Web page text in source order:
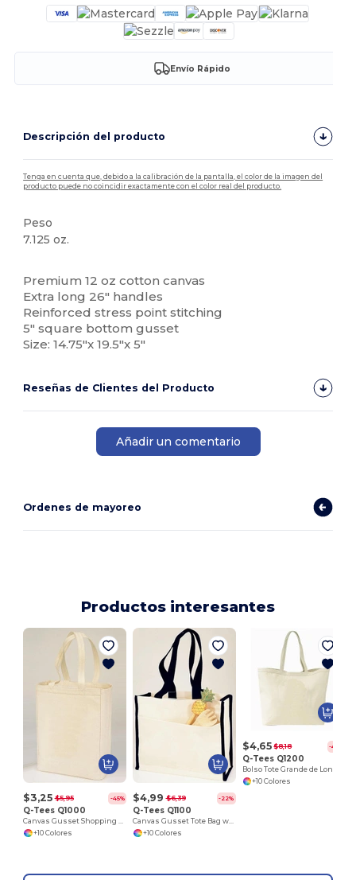
Envío Rápido
Descripción del producto
Tenga en cuenta que, debido a la calibración de la pantalla, el color de la imagen del
producto puede no coincidir exactamente con el color real del producto.
Peso
7.125 oz.
Premium 12 oz cotton canvas
Extra long 26" handles
Reinforced stress point stitching
5" square bottom gusset
Size: 14.75"x 19.5"x 5"
Reseñas de Clientes del Producto
Añadir un comentario
Ordenes de mayoreo
Productos interesantes
$3,25 $5,95 -45%
Q-Tees Q1000
Canvas Gusset Shopping Tote Bag
+10 Colores
$4,99 $6,39 -22%
Q-Tees Q1100
Canvas Gusset Tote Bag with Colored Handles
+10 Colores
$4,65 $8,18 -43%
Q-Tees Q1200
+10 Colores